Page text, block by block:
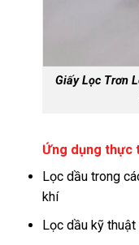
Giấy Lọc Trơn
Ứng dụng thực
Lọc dầu trong
khí
Lọc dầu kỹ thuật